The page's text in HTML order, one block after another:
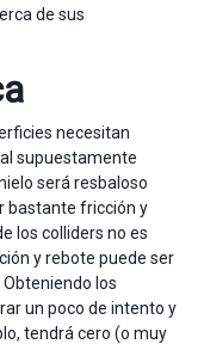
de sus
necesitan
supuestamente
será resbaloso
bastante fricción y
los colliders no es
y rebote puede ser
. Obteniendo los
un poco de intento y
tendrá cero (o muy